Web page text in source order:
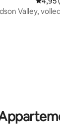
uit 5, 124
Valley,